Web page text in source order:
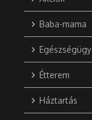
Baba-mama
Egészségügy
Étterem
Háztartás